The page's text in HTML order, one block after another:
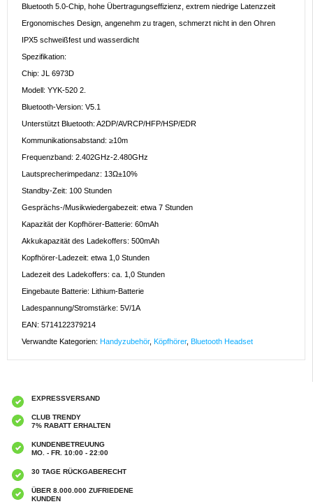
Bluetooth 5.0-Chip, hohe Übertragungseffizienz, extrem niedrige Latenzzeit
Ergonomisches Design, angenehm zu tragen, schmerzt nicht in den Ohren
IPX5 schweißfest und wasserdicht
Spezifikation:
Chip: JL 6973D
Modell: YYK-520 2.
Bluetooth-Version: V5.1
Unterstützt Bluetooth: A2DP/AVRCP/HFP/HSP/EDR
Kommunikationsabstand: ≥10m
Frequenzband: 2.402GHz-2.480GHz
Lautsprecherimpedanz: 13Ω±10%
Standby-Zeit: 100 Stunden
Gesprächs-/Musikwiedergabezeit: etwa 7 Stunden
Kapazität der Kopfhörer-Batterie: 60mAh
Akkukapazität des Ladekoffers: 500mAh
Kopfhörer-Ladezeit: etwa 1,0 Stunden
Ladezeit des Ladekoffers: ca. 1,0 Stunden
Eingebaute Batterie: Lithium-Batterie
Ladespannung/Stromstärke: 5V/1A
EAN: 5714122379214
Verwandte Kategorien: Handyzubehör, Köpfhörer, Bluetooth Headset
EXPRESSVERSAND
CLUB TRENDY
7% RABATT ERHALTEN
KUNDENBETREUUNG
MO. - FR. 10:00 - 22:00
30 TAGE RÜCKGABERECHT
ÜBER 8.000.000 ZUFRIEDENE
KUNDEN